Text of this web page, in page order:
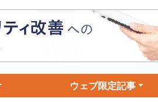
ウェブ限定記事